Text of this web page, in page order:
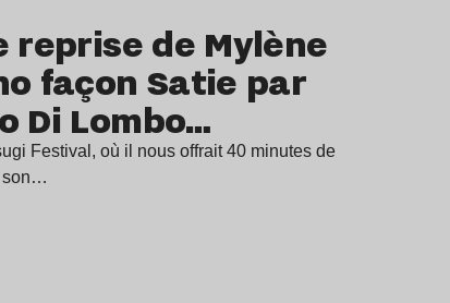
reprise de Mylène
façon Satie par
Di Lombo…
Festival, où il nous offrait 40 minutes de
son…